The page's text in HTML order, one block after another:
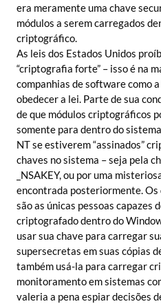
era meramente uma chave
módulos a serem carregados
criptográfico.
As leis dos Estados Unidos
“criptografia forte” – isso é na
companhias de software como
obedecer a lei. Parte de sua
de que módulos criptográficos
somente para dentro do
NT se estiverem “assinados”
chaves no sistema – seja pela
_NSAKEY, ou por uma
encontrada posteriormente. Os
são as únicas pessoas capazes
criptografado dentro do
usar sua chave para carregar
supersecretas em suas cópias
também usá-la para carregar
monitoramento em sistemas
valeria a pena espiar decisões